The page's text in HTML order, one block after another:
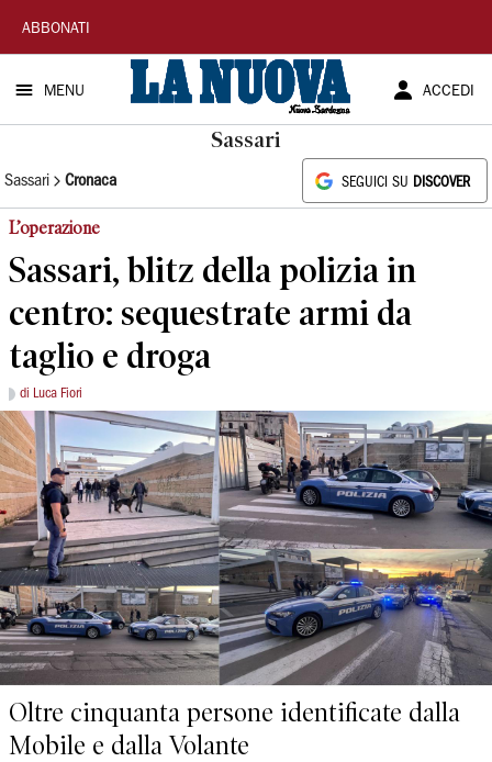
La
Nuova
Sardegna
ABBONATI
MENU ACCEDI
Sassari
Sassari Cronaca SEGUICI SU DISCOVER
L’operazione
Sassari, blitz della polizia in
centro: sequestrate armi da
taglio e droga
di Luca Fiori
Oltre cinquanta persone identificate dalla
Mobile e dalla Volante